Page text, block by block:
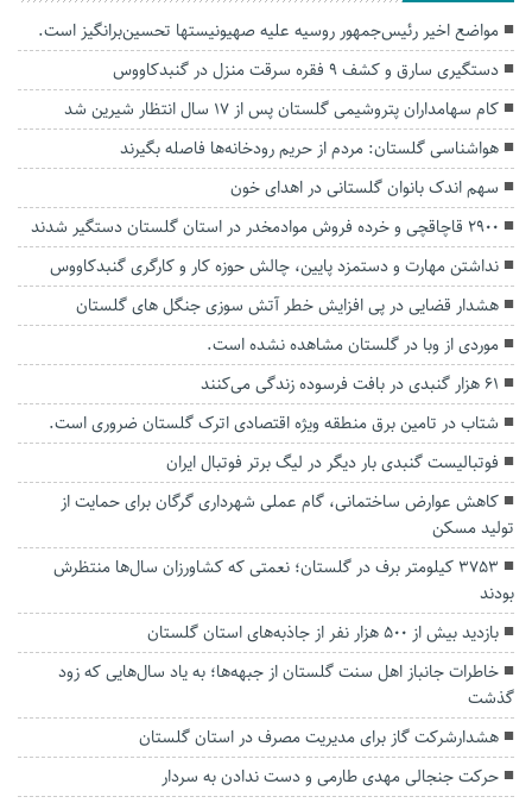
مواضع اخیر رئیس‌جمهور روسیه علیه صهیونیستها تحسین‌برانگیز است.
دستگیری سارق و کشف ۹ فقره سرقت منزل در گنبدکاووس
کام سهامداران پتروشیمی گلستان پس از ۱۷ سال انتظار شیرین شد
هواشناسی گلستان: مردم از حریم رودخانه‌ها فاصله بگیرند
سهم اندک بانوان گلستانی در اهدای خون
۲۹۰۰ قاچاقچی و خرده فروش موادمخدر در استان گلستان دستگیر شدند
نداشتن مهارت و دستمزد پایین، چالش حوزه کار و کارگری گنبدکاووس
هشدار قضایی در پی افزایش خطر آتش سوزی جنگل های گلستان
موردی از وبا در گلستان مشاهده نشده است.
۶۱ هزار گنبدی در بافت‌ فرسوده زندگی می‌کنند
شتاب در تامین برق منطقه ویژه اقتصادی اترک گلستان ضروری است.
فوتبالیست گنبدی بار دیگر در لیگ بر‌تر فوتبال ایران
کاهش عوارض ساختمانی، گام عملی شهرداری گرگان برای حمایت از
تولید مسکن
۳۷۵۳ کیلومتر برف در گلستان؛ نعمتی که کشاورزان سال‌ها منتظرش
بودند
بازدید بیش از ۵۰۰ هزار نفر از جاذبه‌های استان گلستان
خاطرات جانباز اهل سنت گلستان از جبهه‌ها؛ به یاد سال‌هایی که زود
گذشت
هشدارشرکت گاز برای مدیریت مصرف در استان گلستان
حرکت جنجالی مهدی طارمی و دست ندادن به سردار